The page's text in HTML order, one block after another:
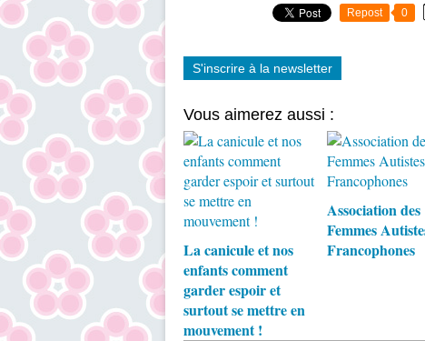
Repost 0
S'inscrire à la newsletter
Vous aimerez aussi :
La canicule et nos
enfants comment
garder espoir et
surtout se mettre en
mouvement !
Association des
Femmes
Francophones